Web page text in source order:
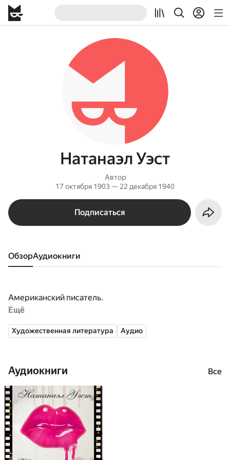
Натанаэл Уэст
Автор
17 октября 1903 — 22 декабря 1940
Подписаться
Обзор аудиокниги
Американский писатель.
Ещё
Художественная литература Аудио
Аудиокниги Все